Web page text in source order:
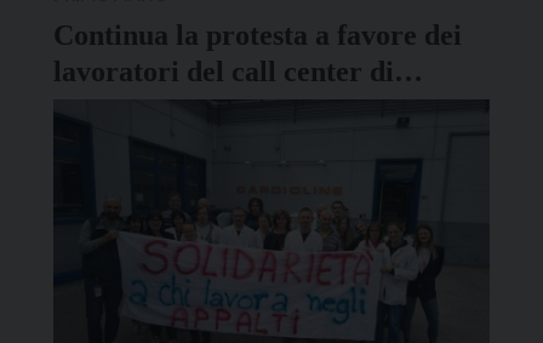
Continua la protesta a favore dei
lavoratori del call center di
Dolomiti Energia